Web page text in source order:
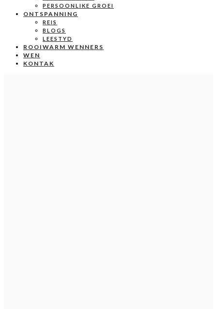
PERSOONLIKE GROEI
ONTSPANNING
REIS
BLOGS
LEESTYD
ROOIWARM WENNERS
WEN
KONTAK